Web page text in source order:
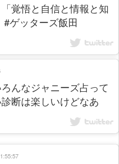
覚悟と自信と情報と知
ゲッターズ飯田
んなジャニーズ占って
断は楽しいけどなあ